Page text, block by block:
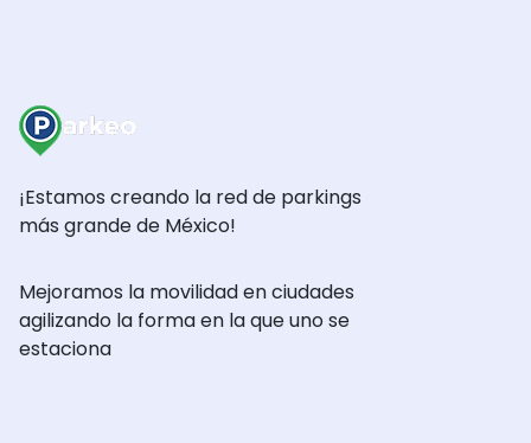
¡Estamos creando la red de parkings
más grande de México!
Mejoramos la movilidad en ciudades
agilizando la forma en la que uno se
estaciona